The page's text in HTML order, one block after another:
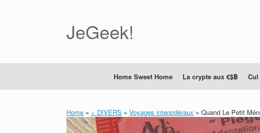
JeGeek!
Home Sweet Home La crypte aux €$฿ Cul
Home » > DIVERS » Voyages intersidéraux » Quand Le Petit